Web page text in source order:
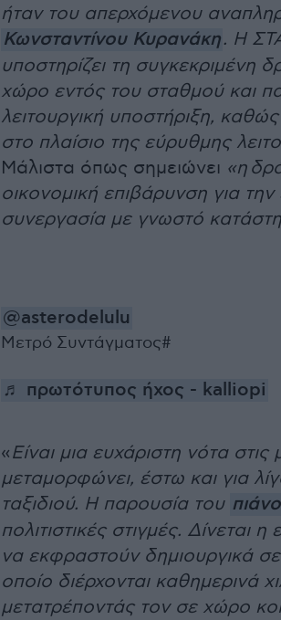
ήταν του απερχόμενου
Κωνσταντίνου Κυρανάκη. Η
υποστηρίζει τη συγκεκριμένη
χώρο εντός του σταθμού και
λειτουργική υποστήριξη,
στο πλαίσιο της εύρυθμης
Μάλιστα όπως σημειώνει «η
οικονομική επιβάρυνση για
συνεργασία με γνωστό
@asterodelulu
Μετρό Συντάγματος#
♬ πρωτότυπος ήχος - kalliopi
«Είναι μια ευχάριστη νότα στις
μεταμορφώνει, έστω και για
ταξιδιού. Η παρουσία του
πολιτιστικές στιγμές. Δίνεται
να εκφραστούν δημιουργικά
οποίο διέρχονται καθημερινά
μετατρέποντάς τον σε χώρο